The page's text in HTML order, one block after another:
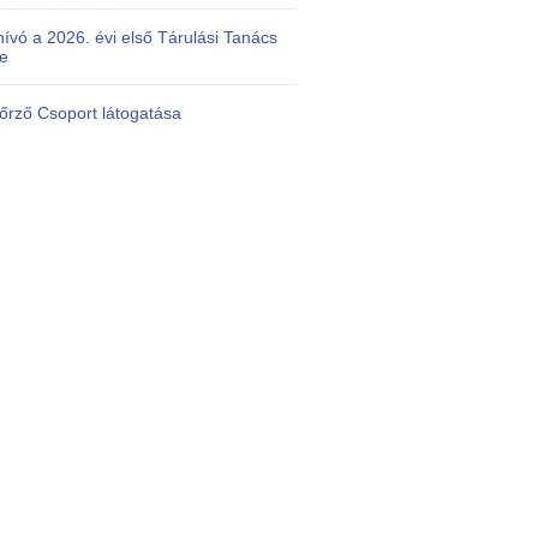
a 2026. évi első Tárulási Tanács
Csoport látogatása